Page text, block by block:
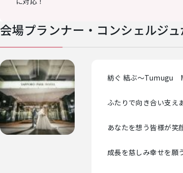
会場プランナー・コンシェルジ
紡ぐ 結ぶ～Tumugu
ふたりで向き合い支え
あなたを想う皆様が笑
成長を慈しみ幸せを願